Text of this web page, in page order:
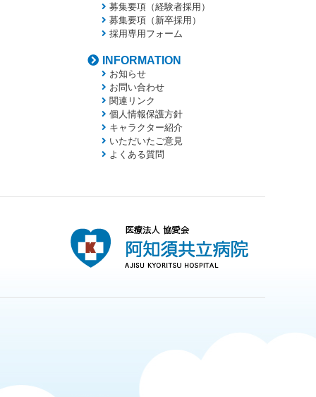
募集要項（経験者採用）
募集要項（新卒採用）
採用専用フォーム
INFORMATION
お知らせ
お問い合わせ
関連リンク
個人情報保護方針
キャラクター紹介
いただいたご意見
よくある質問